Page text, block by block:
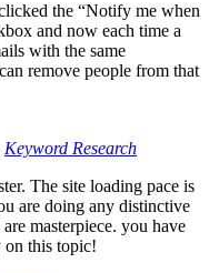
the “Notify me when
and now each time a
with the same
remove people from that
Keyword Research
The site loading pace is
are doing any distinctive
masterpiece. you have
on this topic!